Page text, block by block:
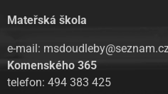
Mateřská škola
e-mail:
Komenského 365
telefon: 494 383 425